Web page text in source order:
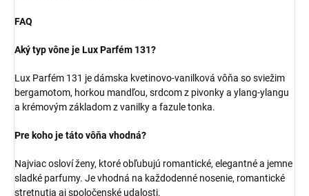
FAQ
Aký typ vône je Lux Parfém 131?
Lux Parfém 131 je dámska kvetinovo-vanilková vôňa so sviežim
bergamotom, horkou mandľou, srdcom z pivonky a ylang-ylangu
a krémovým základom z vanilky a fazule tonka.
Pre koho je táto vôňa vhodná?
Najviac osloví ženy, ktoré obľubujú romantické, elegantné a jemne
sladké parfumy. Je vhodná na každodenné nosenie, romantické
stretnutia aj spoločenské udalosti.